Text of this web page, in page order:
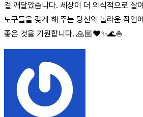
걸 깨달았습니다. 세상이 더 의식적으로 살
도구들을 갖게 해 주는 당신의 놀라운 작업
좋은 것을 기원합니다. 🙏🏼❤️✨🌊⛵️